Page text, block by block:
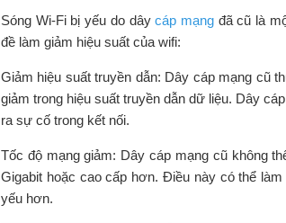
Sóng Wi-Fi bị yếu do dâycáp mạng đã cũ là
đề làm giảm hiệu suất của wifi:
Giảm hiệu suất truyền dẫn: Dây cáp mạng cũ
giảm trong hiệu suất truyền dẫn dữ liệu. Dây
ra sự cố trong kết nối.
Tốc độ mạng giảm: Dây cáp mạng cũ không
Gigabit hoặc cao cấp hơn. Điều này có thể
yếu hơn.